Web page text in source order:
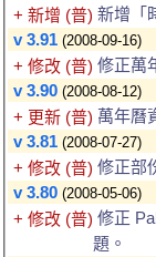
+ 新增 (普) 新增「
v 3.91 (2008-09-16)
+ 修改 (普) 修正萬
v 3.90 (2008-08-12)
+ 更新 (普) 萬年曆
v 3.81 (2008-07-27)
+ 修改 (普) 修正部
v 3.80 (2008-05-06)
+ 修改 (普) 修正
題。